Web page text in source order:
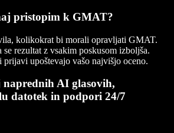
pristopim k GMAT?
kolikokrat bi morali opravljati GMAT.
rezultat z vsakim poskusom izboljša.
prijavi upoštevajo vašo najvišjo oceno.
AI glasovih,
datotek in podpori 24/7